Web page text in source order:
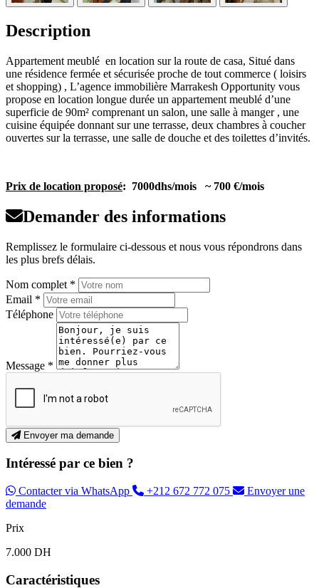
Description
Appartement meublé en location sur la route de casa, Situé dans
une résidence fermée et sécurisée proche de tout commerce ( loisirs
et shopping) , L’agence immobilière Marrakesh Opportunity vous
propose en location longue durée un appartement meublé d’une
superficie de 90m² comprenant un salon, une salle à manger , une
cuisine équipée donnant sur une terrasse, deux chambres à coucher
ouvertes sur la terrasse, une salle de douche et des toilettes d’invités.
Prix de location proposé: 7000dhs/mois ~ 700 €/mois
Demander des informations
Remplissez le formulaire ci-dessous et nous vous répondrons dans
les plus brefs délais.
Nom complet *
Email *
Téléphone
Message *
Envoyer ma demande
Intéressé par ce bien ?
Contacter via WhatsApp +212 672 772 075
Envoyer une
demande
Prix
7.000 DH
Caractéristiques